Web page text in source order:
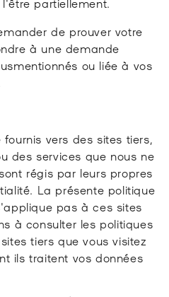
de prouver votre
à une demande
ou liée à vos
vers des sites tiers,
des services que nous ne
régis par leurs propres
La présente politique
pas à ces sites
à consulter les politiques
tiers que vous visitez
ils traitent vos données